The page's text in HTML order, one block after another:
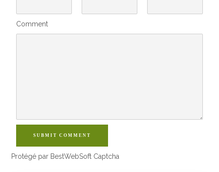
Comment
SUBMIT COMMENT
Protégé par BestWebSoft Captcha